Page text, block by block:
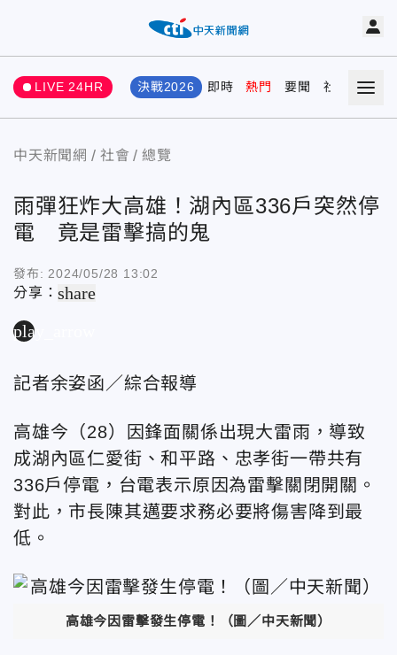
LIVE 24HR 決戰2026 即時 熱門 要聞 社會 娛樂
中天新聞網 社會 總覽
雨彈狂炸大高雄！湖內區336戶突然停
電 竟是雷擊搞的鬼
發布: 2024/05/28 13:02
分享：share
play_arrow
記者余姿函／綜合報導
高雄今（28）因鋒面關係出現大雷雨，導致
成湖內區仁愛街、和平路、忠孝街一帶共有
336戶停電，台電表示原因為雷擊關閉開關。
對此，市長陳其邁要求務必要將傷害降到最
低。
高雄今因雷擊發生停電！（圖／中天新聞）